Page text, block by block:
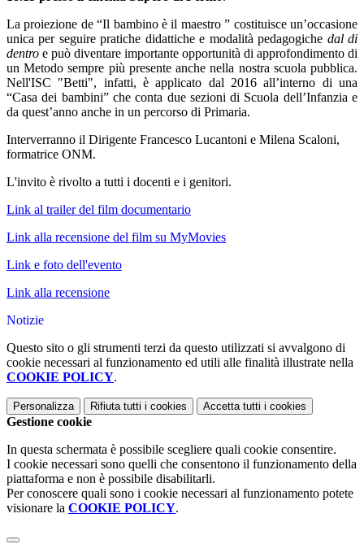
La proiezione de “Il bambino è il maestro ” costituisce un’occasione
unica per seguire pratiche didattiche e modalità pedagogiche dal di
dentro e può diventare importante opportunità di approfondimento di
un Metodo sempre più presente anche nella nostra scuola pubblica.
Nell'ISC "Betti", infatti, è applicato dal 2016 all’interno di una
“Casa dei bambini” che conta due sezioni di Scuola dell’Infanzia e
da quest’anno anche in un percorso di Primaria.
Interverranno il Dirigente Francesco Lucantoni e Milena Scaloni,
formatrice ONM.
L'invito è rivolto a tutti i docenti e i genitori.
Link al trailer del film documentario
Link alla recensione del film su MyMovies
Link e foto dell'evento
Link alla recensione
Notizie
Questo sito o gli strumenti terzi da questo utilizzati si avvalgono di
cookie necessari al funzionamento ed utili alle finalità illustrate nella
COOKIE POLICY.
Personalizza Rifiuta tutti i cookies Accetta tutti i cookies
Gestione cookie
In questa schermata è possibile scegliere quali cookie consentire.
I cookie necessari sono quelli che consentono il funzionamento della
piattaforma e non è possibile disabilitarli.
Per conoscere quali sono i cookie necessari al funzionamento potete
visionare la COOKIE POLICY.